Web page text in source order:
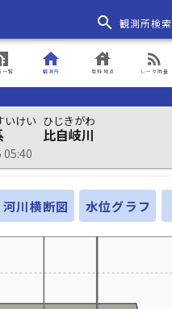
search 観測所検索
一覧 観測所
home
登録地点
house
レーダ雨量
rss_feed
いけい ひじきがわ
比自岐川
河川横断図 水位グラフ